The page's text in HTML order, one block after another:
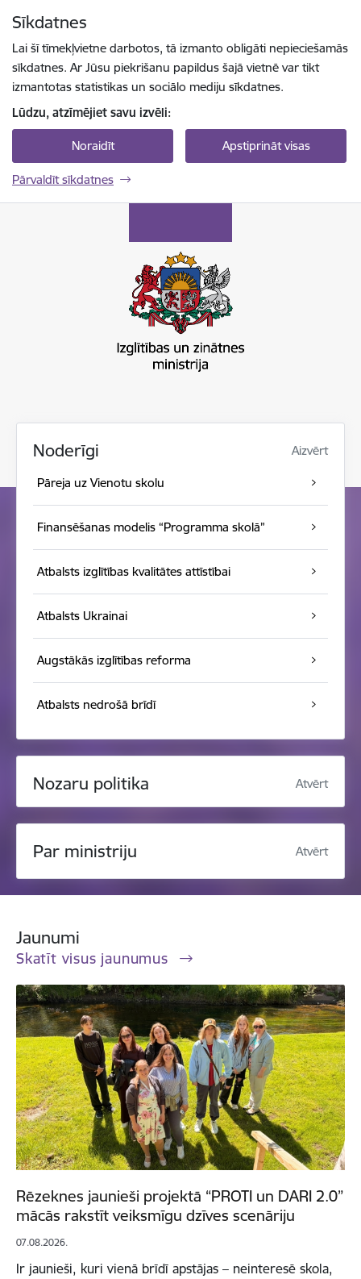
Sīkdatnes
Lai šī tīmekļvietne darbotos, tā izmanto obligāti nepieciešamās
sīkdatnes. Ar Jūsu piekrišanu papildus šajā vietnē var tikt
izmantotas statistikas un sociālo mediju sīkdatnes.
Lūdzu, atzīmējiet savu izvēli:
Noraidīt Apstiprināt visas
Pārvaldīt sīkdatnes
Noderīgi Aizvērt
Pāreja uz Vienotu skolu
Finansēšanas modelis “Programma skolā”
Atbalsts izglītības kvalitātes attīstībai
Atbalsts Ukrainai
Augstākās izglītības reforma
Atbalsts nedrošā brīdī
Nozaru politika Atvērt
Par ministriju Atvērt
Jaunumi
Skatīt visus jaunumus
Rēzeknes jaunieši projektā “PROTI un DARI 2.0”
mācās rakstīt veiksmīgu dzīves scenāriju
07.08.2026.
Ir jaunieši, kuri vienā brīdī apstājas – neinteresē skola,